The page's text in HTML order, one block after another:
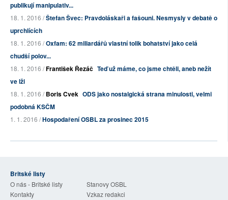
publikují manipulativ...
18. 1. 2016 /Štefan Švec: Pravdoláskaři a fašouni. Nesmysly v debatě o
uprchlících
18. 1. 2016 /Oxfam: 62 miliardářů vlastní tolik bohatství jako celá
chudší polov...
18. 1. 2016 /František Řezáč Teď už máme, co jsme chtěli, aneb nežít
ve lži
18. 1. 2016 /Boris Cvek ODS jako nostalgická strana minulosti, velmi
podobná KSČM
1. 1. 2016 /Hospodaření OSBL za prosinec 2015
Britské listy
O nás - Britské listy
Stanovy OSBL
Kontakty
Vzkaz redakci